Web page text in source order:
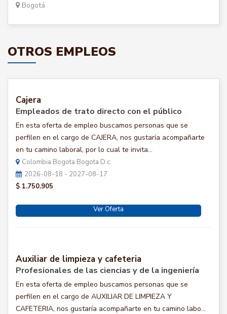
Bogotá
OTROS EMPLEOS
Cajera
Empleados de trato directo con el público
En esta oferta de empleo buscamos personas que se
perfilen en el cargo de CAJERA, nos gustaría acompañarte
en tu camino laboral, por lo cual te invita...
Colombia Bogota Bogota D.c.
2026-08-18 - 2027-08-17
$ 1.750.905
Ver Oferta
Auxiliar de limpieza y cafeteria
Profesionales de las ciencias y de la ingeniería
En esta oferta de empleo buscamos personas que se
perfilen en el cargo de AUXILIAR DE LIMPIEZA Y
CAFETERIA, nos gustaría acompañarte en tu camino labo...